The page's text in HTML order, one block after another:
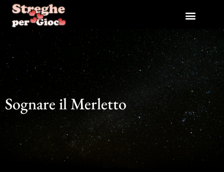
contenuto
Sognare il Merletto